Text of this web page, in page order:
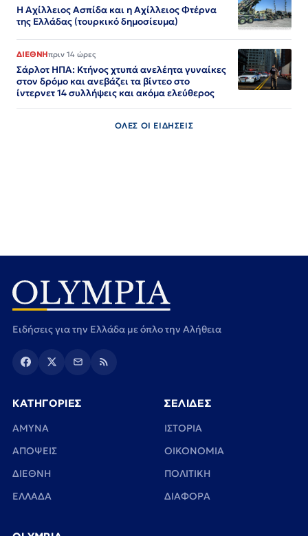
Η Αχίλλειος Ασπίδα και η Αχίλλειος Φτέρνα
της Ελλάδας (τουρκικό δημοσίευμα)
ΔΙΕΘΝΗπριν 14 ώρες
Σάρλοτ ΗΠΑ: Κτήνος χτυπά ανελέητα γυναίκες
στον δρόμο και ανεβάζει τα βίντεο στο
ίντερνετ 14 συλλήψεις και ακόμα ελεύθερος​​​​​​​​​​​​​​​​​​​​​​​​​​​​​​​​​​​​​​​​​​​​​​​​​​
ΟΛΕΣ ΟΙ ΕΙΔΗΣΕΙΣ
Ειδήσεις για την Ελλάδα με όπλο την Αλήθεια
ΚΑΤΗΓΟΡΙΕΣ
ΑΜΥΝΑ
ΑΠΟΨΕΙΣ
ΔΙΕΘΝΗ
ΕΛΛΑΔΑ
ΣΕΛΙΔΕΣ
ΙΣΤΟΡΙΑ
ΟΙΚΟΝΟΜΙΑ
ΠΟΛΙΤΙΚΗ
ΔΙΑΦΟΡΑ